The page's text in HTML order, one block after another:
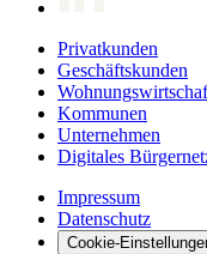
Privatkunden
Geschäftskunden
Kommunen
Unternehmen
Digitales
Impressum
Datenschutz
Cookie-